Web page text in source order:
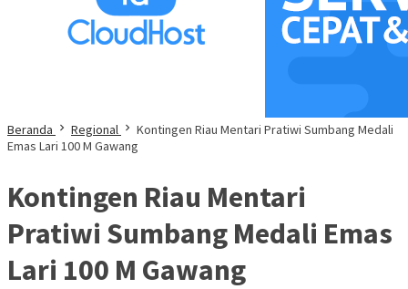
Beranda Regional
Kontingen Riau Mentari Pratiwi Sumbang Medali
Emas Lari 100 M Gawang
Kontingen Riau Mentari
Pratiwi Sumbang Medali Emas
Lari 100 M Gawang